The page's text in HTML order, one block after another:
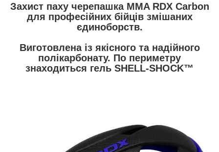
Захист паху черепашка MMA RDX Сarbon
для професійних бійців змішаних
єдиноборств.
Виготовлена ​​із якісного та надійного
полікарбонату. По периметру
знаходиться гель SHELL-SHOCK™